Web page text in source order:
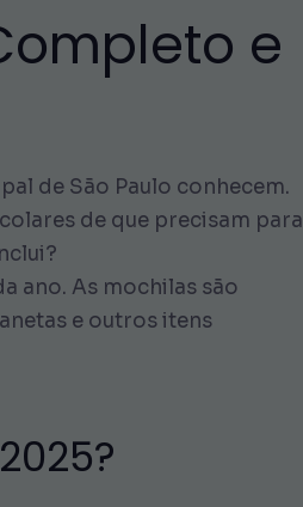
e
de São Paulo conhecem.
de que precisam para
ano. As mochilas são
e outros itens